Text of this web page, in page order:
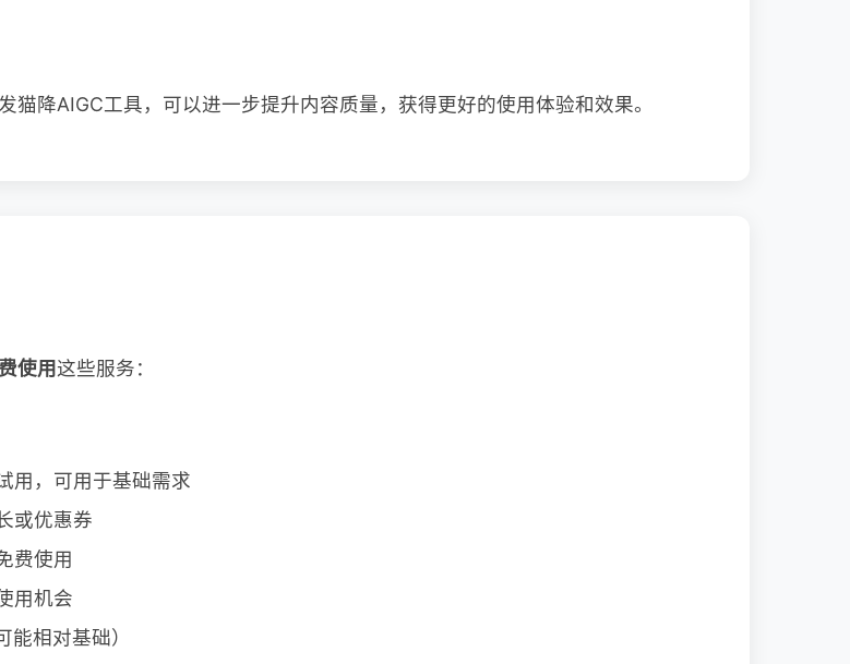
猫降AIGC工具，可以进一步提升内容质量，获得更好的使用体验和效果。
使用这些服务：
用，可用于基础需求
或优惠券
费使用
用机会
相对基础）